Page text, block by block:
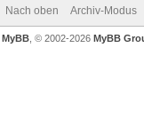
Nach oben Archiv-Modus
MyBB, © 2002-2026 MyBB